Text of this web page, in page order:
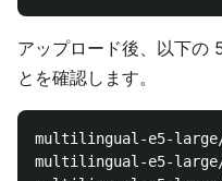
アップロード後、以下の
とを確認します。
multilingual-e5-
multilingual-e5-large/